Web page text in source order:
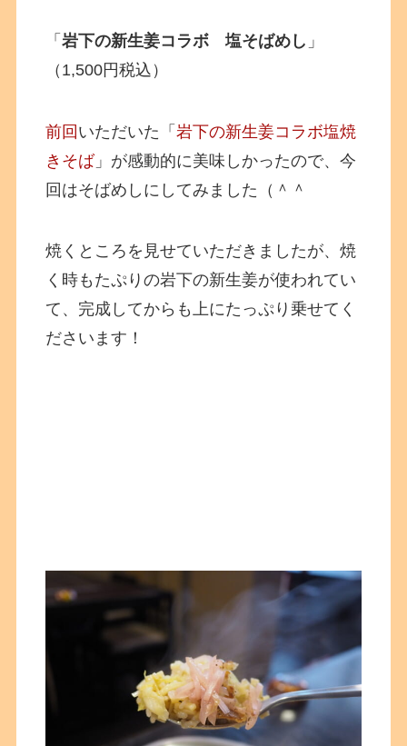
「岩下の新生姜コラボ 塩そばめし 」
（1,500円税込）
前回 いただいた 「岩下の新生姜コラボ塩焼
きそば」が感動的に美味しかったので、今
回はそばめしにしてみました（＾＾
焼くところを見せていただきましたが、焼
く時もたぷりの岩下の新生姜が使われてい
て、完成してからも上にたっぷり乗せてく
ださいます！